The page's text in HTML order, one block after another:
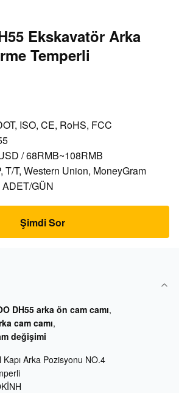
Ekskavatör Arka
Temperli
ISO, CE, RoHS, FCC
/ 68RMB~108RMB
T/T, Western Union, MoneyGram
GÜN
Şimdi Sor
DH55 arka ön cam camı,
cam camı,
değişimi
Kapı Arka Pozisyonu NO.4